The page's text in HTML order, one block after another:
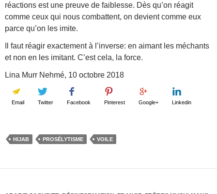
réactions est une preuve de faiblesse. Dès qu’on réagit
comme ceux qui nous combattent, on devient comme eux
parce qu’on les imite.
Il faut réagir exactement à l’inverse: en aimant les méchants
et non en les imitant. C’est cela, la force.
Lina Murr Nehmé, 10 octobre 2018
Email Twitter Facebook Pinterest Google+ Linkedin
HIJAB PROSÉLYTISME VOILE